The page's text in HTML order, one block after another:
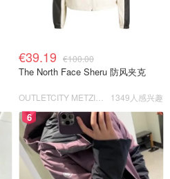
€39.19 €100.00
The North Face Sheru 防风夹克
1349人感兴趣
6